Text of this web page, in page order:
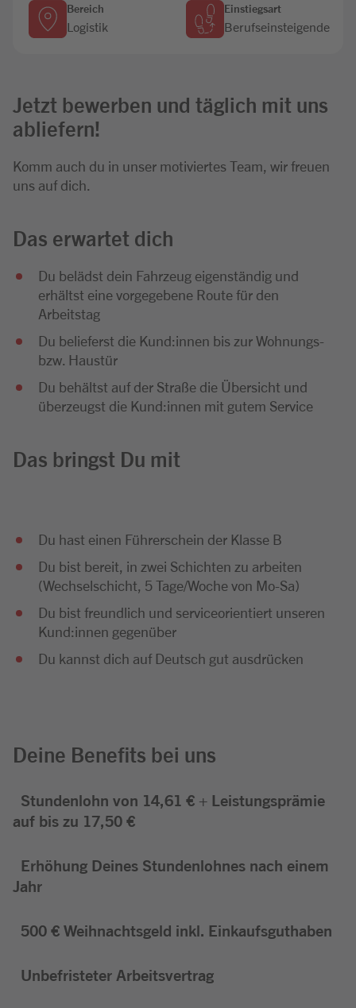
Bereich
Logistik
Einstiegsart
Berufseinsteigende
Jetzt bewerben und täglich mit uns
abliefern!
Komm auch du in unser motiviertes Team, wir freuen
uns auf dich.
Das erwartet dich
Du belädst dein Fahrzeug eigenständig und
erhältst eine vorgegebene Route für den
Arbeitstag
Du belieferst die Kund:innen bis zur Wohnungs-
bzw. Haustür
Du behältst auf der Straße die Übersicht und
überzeugst die Kund:innen mit gutem Service
Das bringst Du mit
Du hast einen Führerschein der Klasse B
Du bist bereit, in zwei Schichten zu arbeiten
(Wechselschicht, 5 Tage/Woche von Mo-Sa)
Du bist freundlich und serviceorientiert unseren
Kund:innen gegenüber
Du kannst dich auf Deutsch gut ausdrücken
Deine Benefits bei uns
Stundenlohn von 14,61 € + Leistungsprämie
auf bis zu 17,50 €
Erhöhung Deines Stundenlohnes nach einem
Jahr
500 € Weihnachtsgeld inkl. Einkaufsguthaben
Unbefristeter Arbeitsvertrag